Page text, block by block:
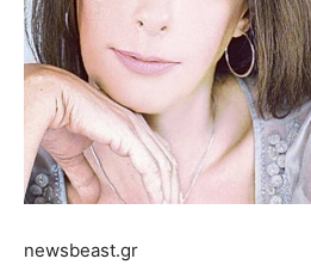
newsbeast.gr